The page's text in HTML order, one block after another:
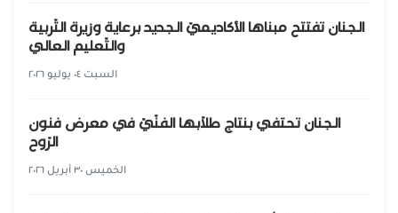
الجنان تفتتح مبناها الأكاديميّ الجديد برعاية وزيرة التّربية
والتّعليم العالي
السبت ٠٤ يوليو ٢٠٢٦
الجنان تحتفي بنتاج طلّابها الفنّيّ في معرض فنون
الرّوح
الخميس ٣٠ أبريل ٢٠٢٦